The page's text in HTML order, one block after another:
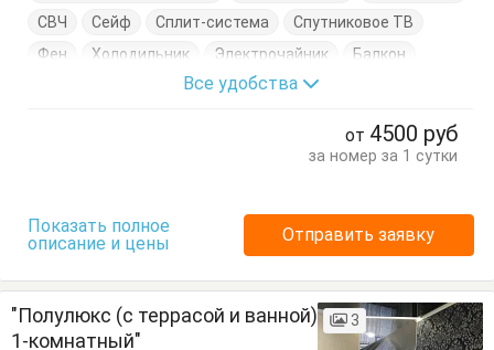
СВЧ
Сейф Сплит-система
Спутниковое ТВ
Фен
Холодильник Электрочайник
Балкон
Кровать двуспальная
Все удобства
от 4500 руб
за номер за 1 сутки
Показать полное
описание и цены
Отправить заявку
"Полулюкс (с террасой и ванной)
1-комнатный"
3